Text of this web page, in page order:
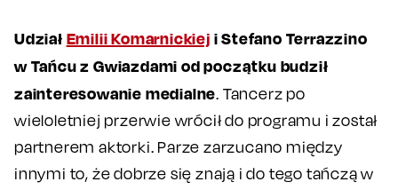
Udział Emilii Komarnickiej i Stefano Terrazzino
w Tańcu z Gwiazdami od początku budził
zainteresowanie medialne. Tancerz po
wieloletniej przerwie wrócił do programu i został
partnerem aktorki. Parze zarzucano między
innymi to, że dobrze się znają i do tego tańczą w